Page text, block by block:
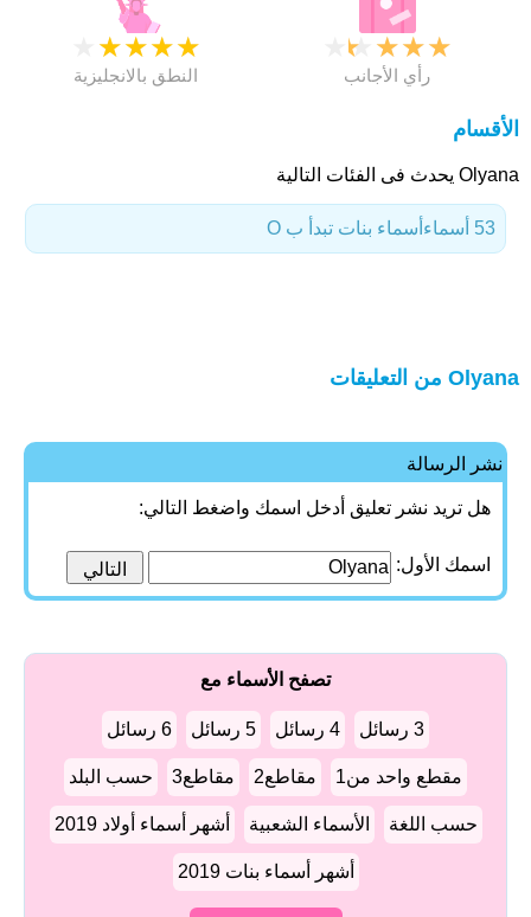
★
★
★
★
النطق بالانجليزية
★
★
★
★
رأي الأجانب
الأقسام
Olyana يحدث فى الفئات التالية
أسماء بنات تبدأ ب O 53 أسماء
Olyana من التعليقات
نشر الرسالة
هل تريد نشر تعليق أدخل اسمك واضغط التالي:
اسمك الأول:
تصفح الأسماء مع
3 رسائل 4 رسائل 5 رسائل 6 رسائل
مقطع واحد من1 مقاطع2 مقاطع3 حسب البلد
حسب اللغة الأسماء الشعبية أشهر أسماء أولاد 2019
أشهر أسماء بنات 2019